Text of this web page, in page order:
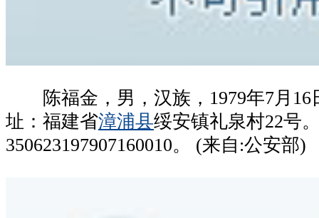
陈福金，男，汉族，1979年7月16
址：福建省漳浦县绥安镇礼泉村22号
350623197907160010。 (来自:公安部)